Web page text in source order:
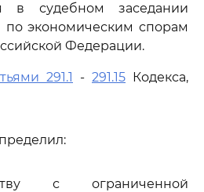
в судебном заседании
по экономическим спорам
Федерации.
291.1 - 291.15 Кодекса,
с ограниченной